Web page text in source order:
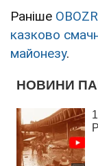
Раніше
казково
майонезу.